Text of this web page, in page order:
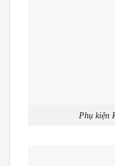
Phụ kiện